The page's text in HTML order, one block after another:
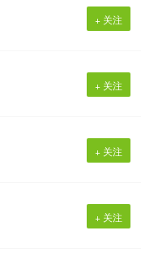
+ 关注
+ 关注
+ 关注
+ 关注